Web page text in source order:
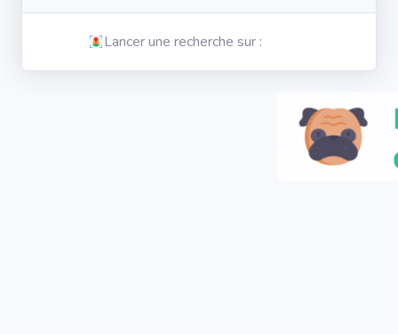
Lancer une recherche sur :